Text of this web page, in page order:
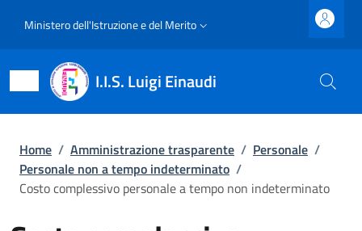
Slim top
Ministero dell'Istruzione e del Merito
I.I.S. Luigi Einaudi
Briciole di pane
Home / Amministrazione trasparente / Personale /
Personale non a tempo indeterminato /
Costo complessivo personale a tempo non indeterminato